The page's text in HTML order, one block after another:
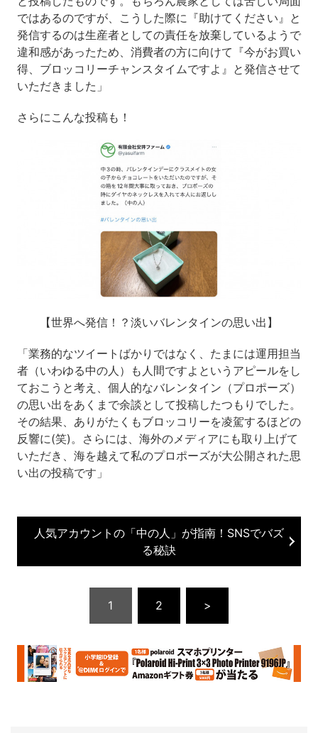
ではあるのですが、こうした際に『助けてください』と
発信するのは生産者としての責任を放棄しているようで
違和感があったため、消費者の方に向けて『今がお買い
得、ブロッコリーチャンスタイムですよ』と発信させて
いただきました」
さらにこんな投稿も！
【世界へ発信！？淡いバレンタインの思い出】
「業務的なツイートばかりではなく、たまには運用担当
者（いわゆる中の人）も人間ですよというアピールをし
ておこうと考え、個人的なバレンタイン（プロポーズ）
の思い出をあくまで余談として投稿したつもりでした。
その結果、ありがたくもブロッコリーを凌駕するほどの
反響に(笑)。さらには、海外のメディアにも取り上げて
いただき、海を越えて私のプロポーズが大公開された思
い出の投稿です」
人気アカウントの「中の人」が指南！SNSでバズ
る秘訣
1 2 >